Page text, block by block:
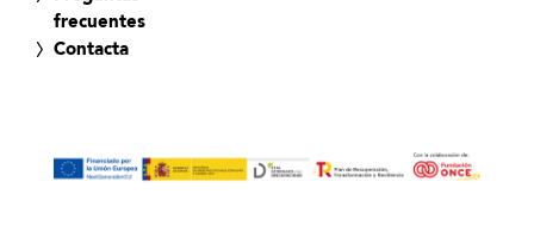
frecuentes
Contacta